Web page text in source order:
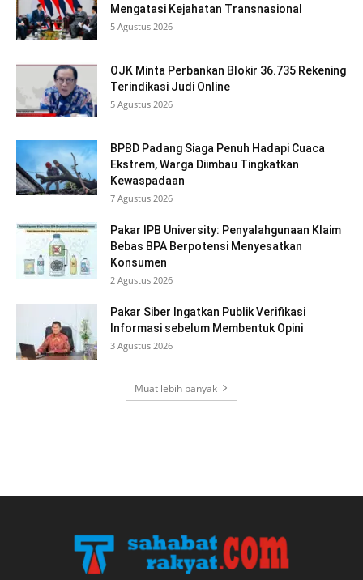
Mengatasi Kejahatan Transnasional
5 Agustus 2026
OJK Minta Perbankan Blokir 36.735 Rekening
Terindikasi Judi Online
5 Agustus 2026
BPBD Padang Siaga Penuh Hadapi Cuaca
Ekstrem, Warga Diimbau Tingkatkan
Kewaspadaan
7 Agustus 2026
Pakar IPB University: Penyalahgunaan Klaim
Bebas BPA Berpotensi Menyesatkan
Konsumen
2 Agustus 2026
Pakar Siber Ingatkan Publik Verifikasi
Informasi sebelum Membentuk Opini
3 Agustus 2026
Muat lebih banyak